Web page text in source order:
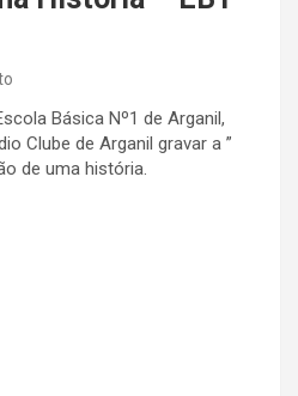
Básica Nº1 de Arganil,
Clube de Arganil gravar a ”
de uma história.